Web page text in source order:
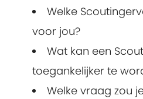
Welke
voor jou?
Wat kan een
toegankelijker te
Welke vraag zou